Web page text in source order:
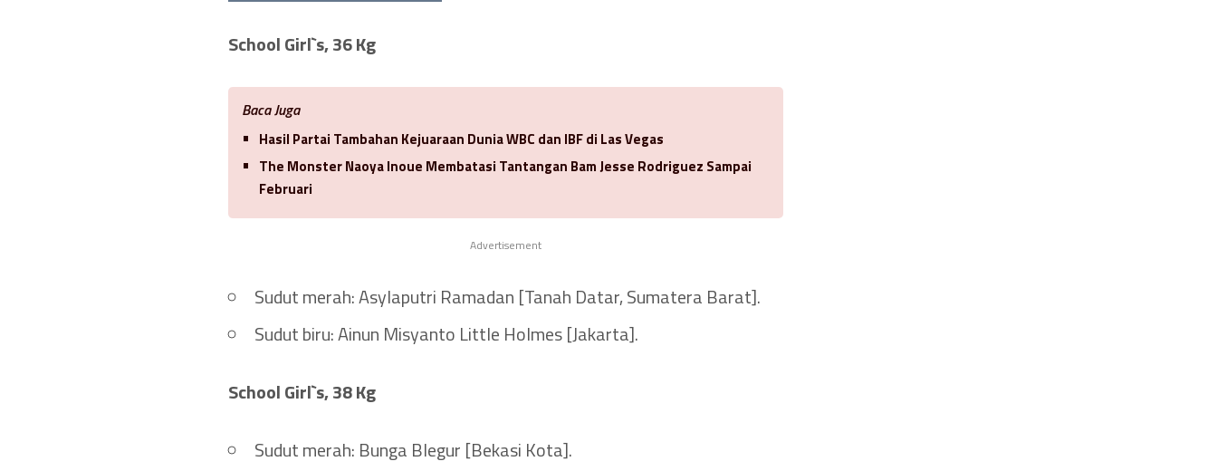
School Girl`s, 36 Kg
Baca Juga
Hasil Partai Tambahan Kejuaraan Dunia WBC dan IBF di Las Vegas
The Monster Naoya Inoue Membatasi Tantangan Bam Jesse Rodriguez Sampai
Februari
Advertisement
Sudut merah: Asylaputri Ramadan [Tanah Datar, Sumatera Barat].
Sudut biru: Ainun Misyanto Little Holmes [Jakarta].
School Girl`s, 38 Kg
Sudut merah: Bunga Blegur [Bekasi Kota].